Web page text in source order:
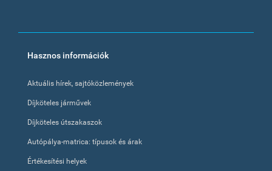
Footer
Hasznos információk
Aktuális hírek, sajtóközlemények
Díjköteles járművek
Díjköteles útszakaszok
Autópálya-matrica: típusok és árak
Értékesítési helyek